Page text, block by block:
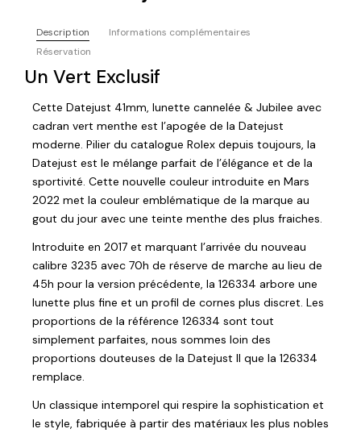
Description
Informations complémentaires
Réservation
Un Vert Exclusif
Cette Datejust 41mm, lunette cannelée & Jubilee avec
cadran vert menthe est l’apogée de la Datejust
moderne. Pilier du catalogue Rolex depuis toujours, la
Datejust est le mélange parfait de l’élégance et de la
sportivité. Cette nouvelle couleur introduite en Mars
2022 met la couleur emblématique de la marque au
gout du jour avec une teinte menthe des plus fraiches.
Introduite en 2017 et marquant l’arrivée du nouveau
calibre 3235 avec 70h de réserve de marche au lieu de
45h pour la version précédente, la 126334 arbore une
lunette plus fine et un profil de cornes plus discret. Les
proportions de la référence 126334 sont tout
simplement parfaites, nous sommes loin des
proportions douteuses de la Datejust II que la 126334
remplace.
Un classique intemporel qui respire la sophistication et
le style, fabriquée à partir des matériaux les plus nobles